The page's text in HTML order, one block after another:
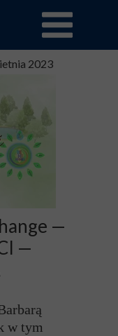
2023
—
—
w tym